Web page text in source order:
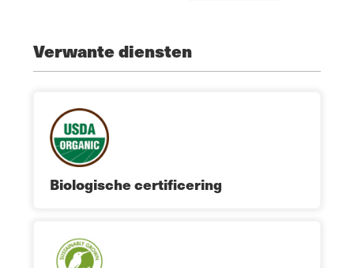
Verwante diensten
Biologische certificering